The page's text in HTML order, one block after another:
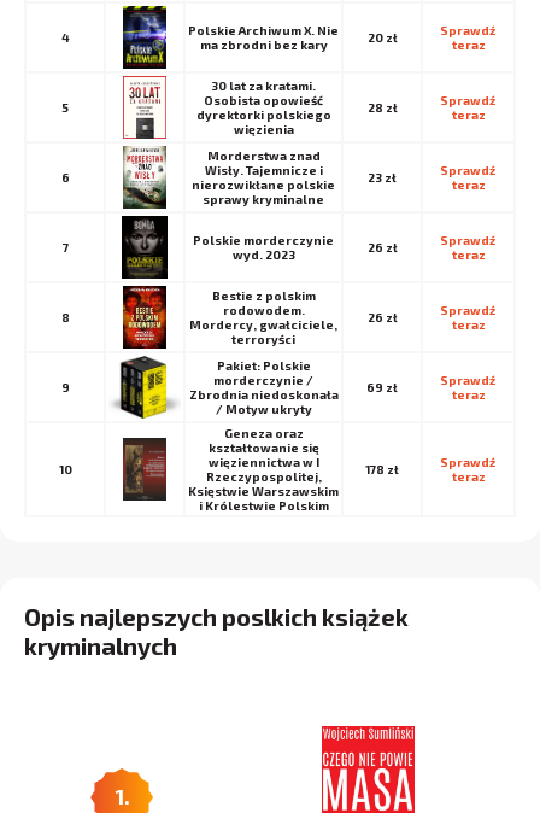
4
Polskie Archiwum X. Nie
ma zbrodni bez kary
20 zł
Sprawdź
teraz
5
30 lat za kratami.
Osobista opowieść
dyrektorki polskiego
więzienia
28 zł
Sprawdź
teraz
6
Morderstwa znad
Wisły. Tajemnicze i
nierozwikłane polskie
sprawy kryminalne
23 zł
Sprawdź
teraz
7
Polskie morderczynie
wyd. 2023
26 zł
Sprawdź
teraz
8
Bestie z polskim
rodowodem.
Mordercy, gwałciciele,
terroryści
26 zł
Sprawdź
teraz
9
Pakiet: Polskie
morderczynie /
Zbrodnia niedoskonała
/ Motyw ukryty
69 zł
Sprawdź
teraz
10
Geneza oraz
kształtowanie się
więziennictwa w I
Rzeczypospolitej,
Księstwie Warszawskim
i Królestwie Polskim
178 zł
Sprawdź
teraz
Opis najlepszych poslkich książek
kryminalnych
1.